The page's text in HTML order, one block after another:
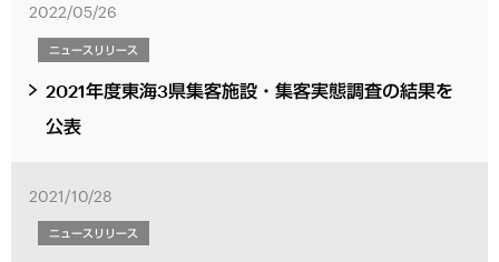
2022/05/26
ニュースリリース
2021年度東海3県集客施設・集客実態調査の結果を
公表
2021/10/28
ニュースリリース